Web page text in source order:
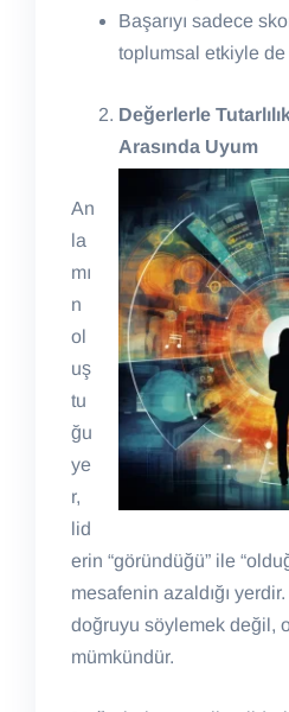
Başarıyı sadece
toplumsal etkiyle de
Değerlerle
Arasında Uyum
An
la
mı
n
ol
uş
tu
ğu
ye
r,
lid
erin “göründüğü” ile
mesafenin azaldığı
doğruyu söylemek değil,
mümkündür.